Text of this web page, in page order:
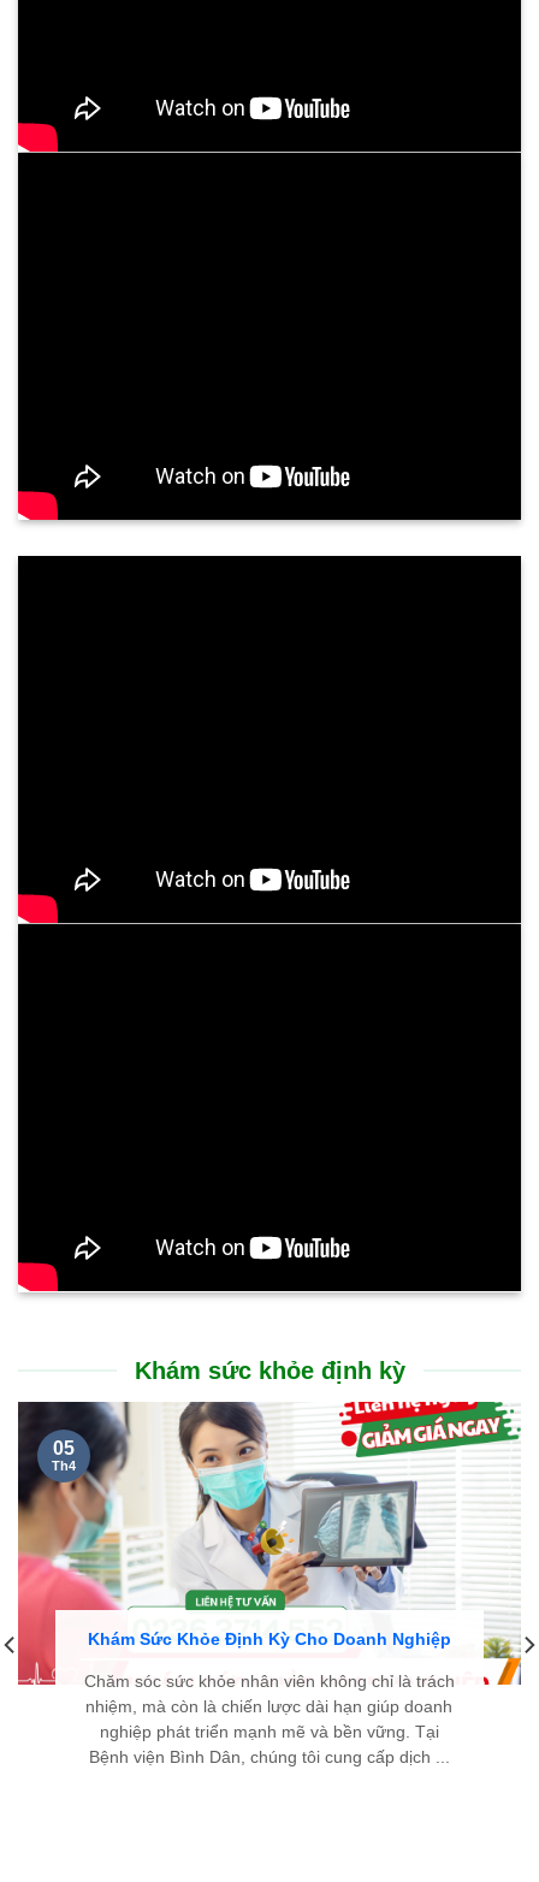
Khám sức khỏe định kỳ
Khám Sức Khỏe Định Kỳ Cho Doanh Nghiệp
Chăm sóc sức khỏe nhân viên không chỉ là trách
nhiệm, mà còn là chiến lược dài hạn giúp doanh
nghiệp phát triển mạnh mẽ và bền vững. Tại
Bệnh viện Bình Dân, chúng tôi cung cấp dịch ...
05
Th4